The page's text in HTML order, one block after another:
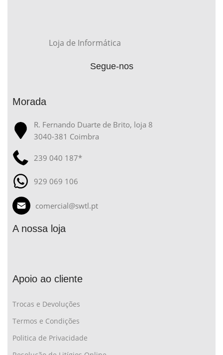
Loja de Informática
Segue-nos
Morada
R. Fernando Duarte de Brito, loja 8
3040-381 Coimbra
239 040 187*
929 069 106
comercial@swtl.pt
A nossa loja
Apoio ao cliente
Trocas e Devoluções
Termos e Condições
Politica de Privacidade